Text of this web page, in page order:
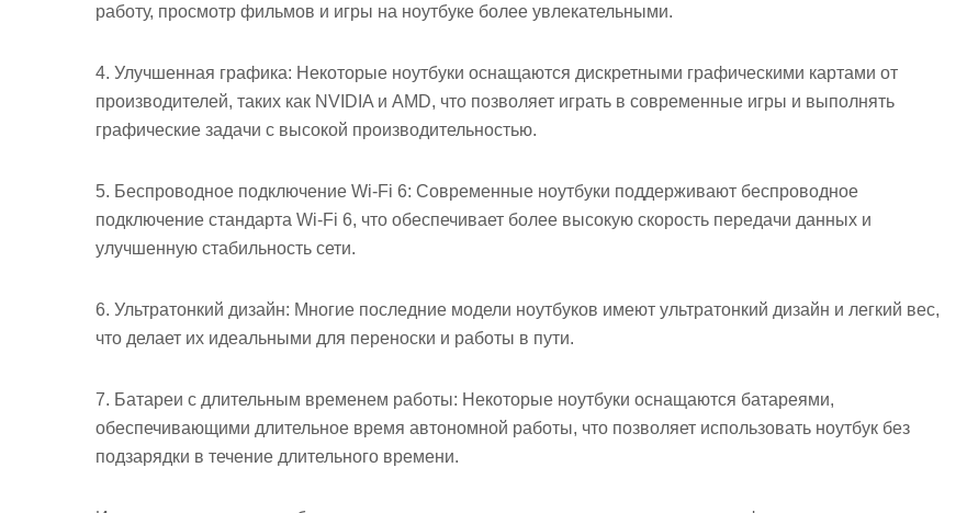
работу, просмотр фильмов и игры на ноутбуке более увлекательными.
4. Улучшенная графика: Некоторые ноутбуки оснащаются дискретными графическими картами от
производителей, таких как NVIDIA и AMD, что позволяет играть в современные игры и выполнять
графические задачи с высокой производительностью.
5. Беспроводное подключение Wi-Fi 6: Современные ноутбуки поддерживают беспроводное
подключение стандарта Wi-Fi 6, что обеспечивает более высокую скорость передачи данных и
улучшенную стабильность сети.
6. Ультратонкий дизайн: Многие последние модели ноутбуков имеют ультратонкий дизайн и легкий вес,
что делает их идеальными для переноски и работы в пути.
7. Батареи с длительным временем работы: Некоторые ноутбуки оснащаются батареями,
обеспечивающими длительное время автономной работы, что позволяет использовать ноутбук без
подзарядки в течение длительного времени.